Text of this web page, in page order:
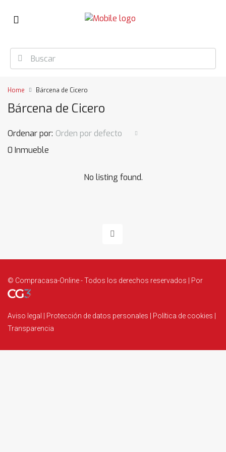
Home Bárcena de Cicero
Bárcena de Cicero
0 Inmueble
Ordenar por: Orden por defecto
No listing found.
© Compracasa-Online - Todos los derechos reservados | Por
Aviso legal Protección de datos personales Política de cookies
Transparencia